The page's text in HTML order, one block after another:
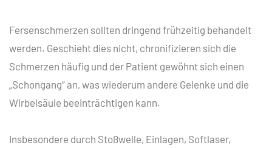
Fersenschmerzen sollten dringend frühzeitig behandelt
werden. Geschieht dies nicht, chronifizieren sich die
Schmerzen häufig und der Patient gewöhnt sich einen
„Schongang“ an, was wiederum andere Gelenke und die
Wirbelsäule beeinträchtigen kann.
Insbesondere durch Stoßwelle, Einlagen, Softlaser,